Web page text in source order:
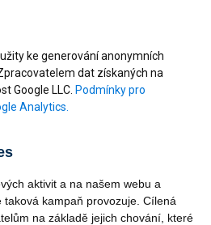
ke generování anonymních
dat získaných na
Google LLC. Podmínky pro
Analytics.
aktivit a na našem webu a
kampaň provozuje. Cílená
na základě jejich chování, které